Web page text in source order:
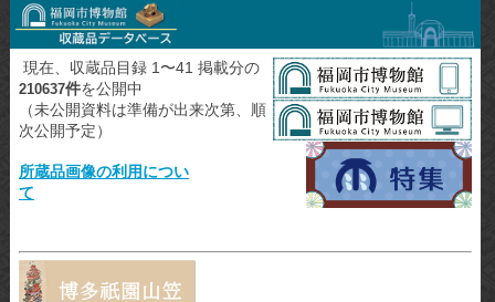
現在、収蔵品目録 1〜41 掲載分の
210637件を公開中
（未公開資料は準備が出来次第、順
次公開予定）
所蔵品画像の利用につい
て